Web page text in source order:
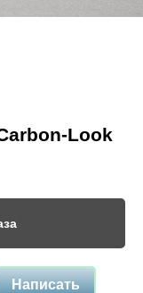
Look
Написать
16:00